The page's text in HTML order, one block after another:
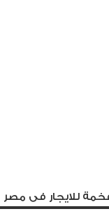
للايجار فى مصر